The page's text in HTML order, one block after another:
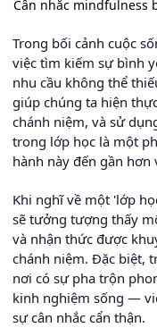
Cân nhắc mindfulness
Trong bối cảnh cuộc
việc tìm kiếm sự bình
nhu cầu không thể
giúp chúng ta hiện
chánh niệm, và sử
trong lớp học là một
hành này đến gần hơn
Khi nghĩ về một 'lớp
sẽ tưởng tượng thấy
và nhận thức được
chánh niệm. Đặc biệt,
nơi có sự pha trộn
kinh nghiệm sống —
sự cân nhắc cẩn thận.